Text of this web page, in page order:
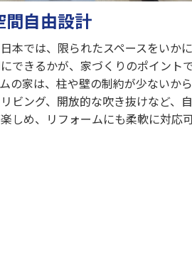
間自由設計
本では、限られたスペースをいか
できるかが、家づくりのポイント
の家は、柱や壁の制約が少ないか
ビング、開放的な吹き抜けなど、
しめ、リフォームにも柔軟に対応